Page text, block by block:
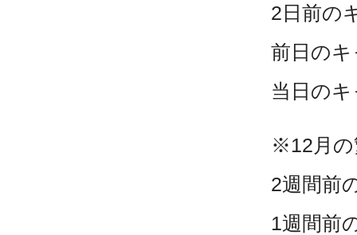
2日前
前日の
当日の
※12月の
2週間前
1週間前